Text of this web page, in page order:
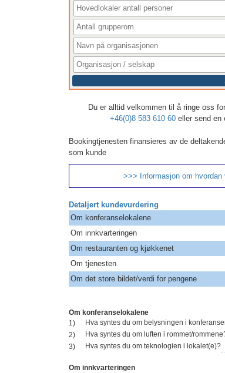
Du er alltid velkommen til å ringe oss
+46(0)8 583 610 60eller send en
Bookingtjenesten finansieres av de
som kunde
>>> Informasjon om
Detaljert kundevurdering
Om konferanselokalene
Om innkvarteringen
Om restauranten og kjøkkenet
Om tjenesten
Om det store bildet/verdi for pengene
Om konferanselokalene
1)
Hva syntes du om belysningen i
2)
Hva syntes du om luften i rommet/
3)
Hva syntes du om teknologien i lokalet(e)?
Om innkvarteringen